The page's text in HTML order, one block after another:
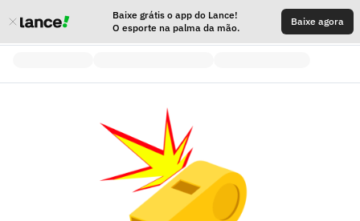
Baixe grátis o app do Lance!
O esporte na palma da mão.
Baixe agora